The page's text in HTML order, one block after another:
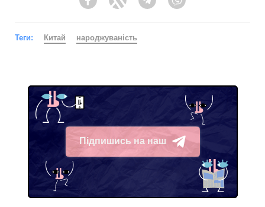
FacebookTwitter Telegram
Теги: Китай народжуваність
Підпишись на наш
Telegram